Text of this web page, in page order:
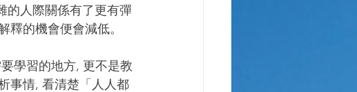
的人際關係有了更有彈
的機會便會減低。
事情, 看清楚「人人都